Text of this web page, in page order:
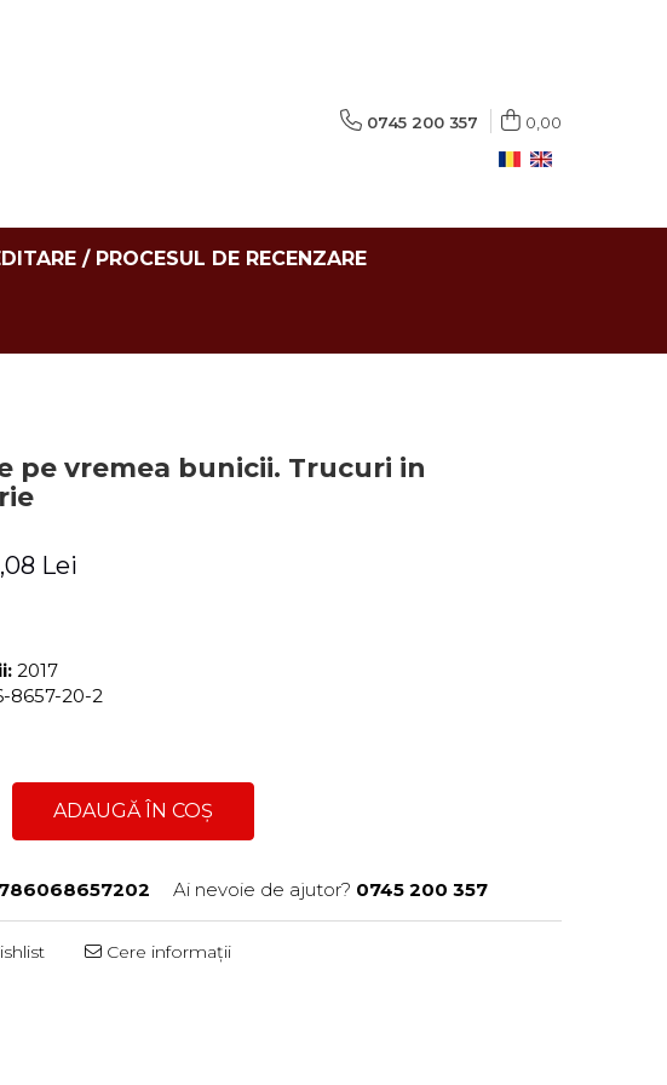
0745 200 357 0,00
/ PROCESUL DE RECENZARE
pe vremea bunicii. Trucuri in
Lei
2017
8657-20-2
ADAUGĂ ÎN COȘ
Ai nevoie de ajutor? 0745 200 357
Cere informații